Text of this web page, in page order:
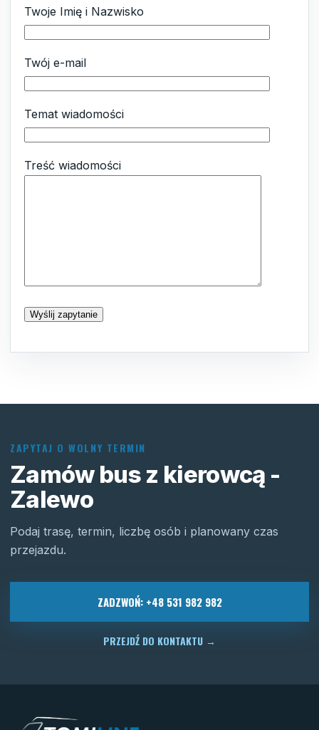
Twoje Imię i Nazwisko
Twój e-mail
Temat wiadomości
Treść wiadomości
ZAPYTAJ O WOLNY TERMIN
Zamów bus z kierowcą -
Zalewo
Podaj trasę, termin, liczbę osób i planowany czas
przejazdu.
ZADZWOŃ: +48 531 982 982
PRZEJDŹ DO KONTAKTU →